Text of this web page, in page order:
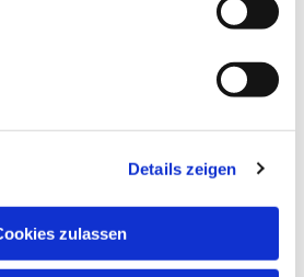
Details zeigen
zulassen